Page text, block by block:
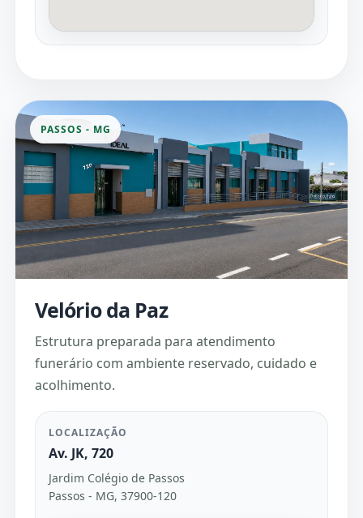
PASSOS - MG
Velório da Paz
Estrutura preparada para atendimento
funerário com ambiente reservado, cuidado e
acolhimento.
LOCALIZAÇÃO
Av. JK, 720
Jardim Colégio de Passos
Passos - MG, 37900-120